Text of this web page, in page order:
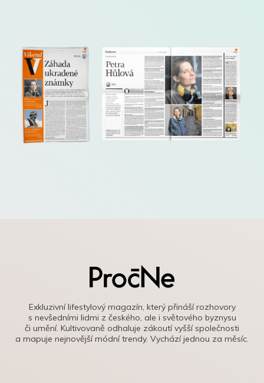
Exkluzivní lifestylový magazín, který přináší rozhovory
s nevšedními lidmi z českého, ale i světového byznysu
či umění. Kultivovaně odhaluje zákoutí vyšší společnosti
a mapuje nejnovější módní trendy. Vychází jednou za měsíc.